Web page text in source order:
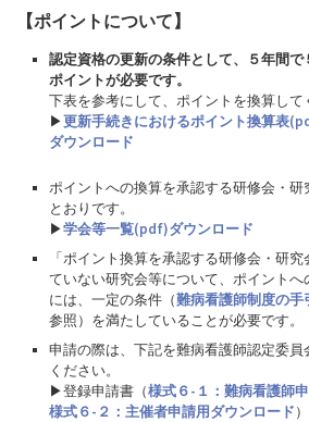
【ポイントについて】
認定資格の更新の条件として、５年間
ポイントが必要です。
下表を参考にして、ポイントを換算して
▶更新手続きにおけるポイント換算表
ダウンロード
ポイントへの換算を承認する研修会・
とおりです。
▶学会等一覧(pdf)ダウンロード
「ポイント換算を承認する研修会・研
ていない研究会等について、ポイント
には、一定の条件（難病看護師制度の手
参照）を満たしていることが必要です。
申請の際は、下記を難病看護師認定委
ください。
▶登録申請書（様式６-１：難病看護師
様式６-２：主催者申請用ダウンロード）